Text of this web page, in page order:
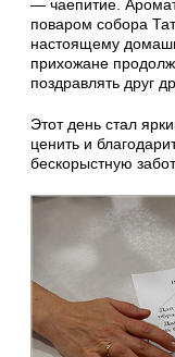
— чаепитие.
поваром собора
настоящему
прихожане
поздравлять друг
Этот день стал
ценить и
бескорыстную